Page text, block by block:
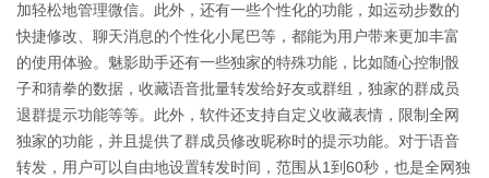
加轻松地管理微信。此外，还有一些个性化的功能，如运动步数的
快捷修改、聊天消息的个性化小尾巴等，都能为用户带来更加丰富
的使用体验。魅影助手还有一些独家的特殊功能，比如随心控制骰
子和猜拳的数据，收藏语音批量转发给好友或群组，独家的群成员
退群提示功能等等。此外，软件还支持自定义收藏表情，限制全网
独家的功能，并且提供了群成员修改昵称时的提示功能。对于语音
转发，用户可以自由地设置转发时间，范围从1到60秒，也是全网独